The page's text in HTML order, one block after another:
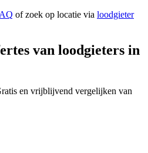
of zoek op locatie via loodgieter
van loodgieters in
en vrijblijvend vergelijken van